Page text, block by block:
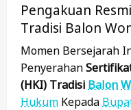
Pengakuan
Tradisi Balon
Momen Bersejarah
Penyerahan
(HKI) Tradisi Balon
Hukum Kepada